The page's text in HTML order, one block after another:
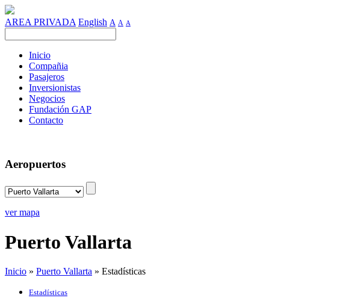
AREA PRIVADA English A A A
Inicio
Compañia
Pasajeros
Inversionistas
Negocios
Fundación GAP
Contacto
Aeropuertos
ver mapa
Puerto Vallarta
Inicio » Puerto Vallarta » Estadísticas
Estadísticas